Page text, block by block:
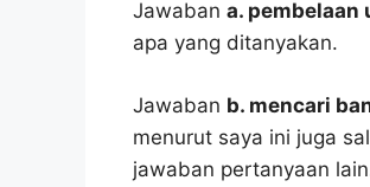
Jawaban a. pembelaan
apa yang ditanyakan.
Jawaban b. mencari
menurut saya ini juga
jawaban pertanyaan